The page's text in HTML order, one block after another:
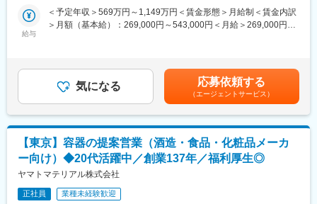
■組織構成：
営業部には7名（男性）が在籍しております。
・"柿の種・ハッピーターン"を販売する亀田製菓、ブルボン、おや
つカンパニーをはじめ、大手メーカーか らの受注を安定して受け
られています。需要がなくなりにくい業界のため売り上げは安定
しており、安心して働くことが可能です。
■大手メーカーから受注の多い理由：
「グループ企業に米菓メーカーがあるから」です。グループ企業
の新井製菓社において米菓づくりのノウハウをフィードバック
し、お客様のニーズに応えることが可能です。
で、一貫して担当していただきます。マーケティングや広報活動
として展示会・ホームページなど企業PR活動の企画も併せて担当
■組織構成
営業は12名が在籍しており、20代～60代まで幅広い層が活躍して
飲料、食品、医薬分野に特化した当社では、諸改善工事から数億
～数百億円規模の大型設備投資案件まで、幅広いプロジェクトに
携わることができます。日本全国の工場といったカタチに残る仕
事に関わりながら、食品、医薬インフラを支える社会貢献性の高
い業務に携わることができる点も魅力です。また、案件によって
は海外プロジェクト（主にベトナム）に関わる可能性もあり、幅
給与
＜予定年収＞569万円～1,149万円＜賃金形態＞月給制＜賃金内訳
＞月額（基本給）：269,000円～543,000円＜月給＞269,000円～
でも目安の金額であり、選考を通じて上下する可能性がありま
す。月給(月額)は固定手当を含めた表記です。
気になる 応募依頼する
（エージェントサービス）
【東京】容器の提案営業（酒造・食品・化粧品メーカ
ー向け）◆20代活躍中／創業137年／福利厚生◎
ヤマトマテリアル株式会社
正社員 業種未経験歓迎